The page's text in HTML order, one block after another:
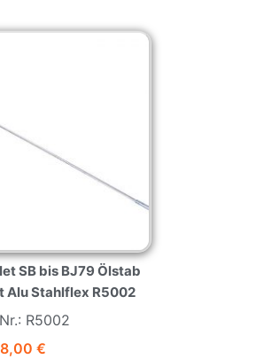
SB bis BJ79 Ölstab
Alu Stahlflex R5002
R5002
€